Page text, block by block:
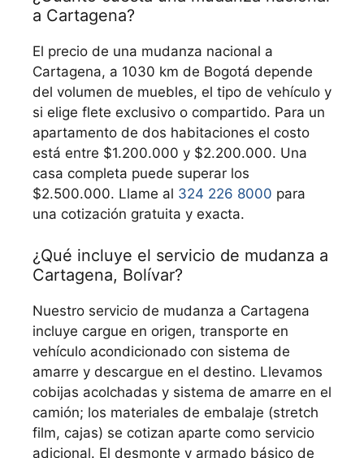
a Cartagena?
El precio de una mudanza nacional a
Cartagena, a 1030 km de Bogotá depende
del volumen de muebles, el tipo de vehículo y
si elige flete exclusivo o compartido. Para un
apartamento de dos habitaciones el costo
está entre $1.200.000 y $2.200.000. Una
casa completa puede superar los
$2.500.000. Llame al 324 226 8000 para
una cotización gratuita y exacta.
¿Qué incluye el servicio de mudanza a
Cartagena, Bolívar?
Nuestro servicio de mudanza a Cartagena
incluye cargue en origen, transporte en
vehículo acondicionado con sistema de
amarre y descargue en el destino. Llevamos
cobijas acolchadas y sistema de amarre en el
camión; los materiales de embalaje (stretch
film, cajas) se cotizan aparte como servicio
adicional. El desmonte y armado básico de